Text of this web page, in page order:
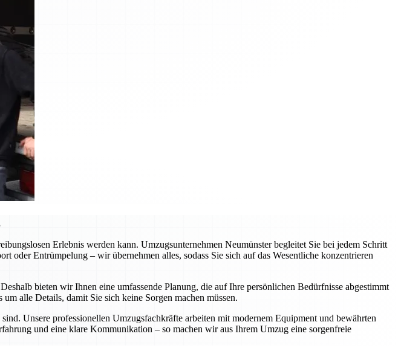
Erlebnis werden kann. Umzugsunternehmen Neumünster begleitet Sie bei jedem Schritt
oder Entrümpelung – wir übernehmen alles, sodass Sie sich auf das Wesentliche konzentrieren
bieten wir Ihnen eine umfassende Planung, die auf Ihre persönlichen Bedürfnisse abgestimmt
alle Details, damit Sie sich keine Sorgen machen müssen.
Unsere professionellen Umzugsfachkräfte arbeiten mit modernem Equipment und bewährten
und eine klare Kommunikation – so machen wir aus Ihrem Umzug eine sorgenfreie